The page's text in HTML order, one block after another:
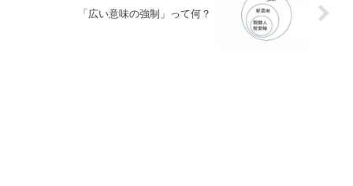
「広い意味の強制」って何？